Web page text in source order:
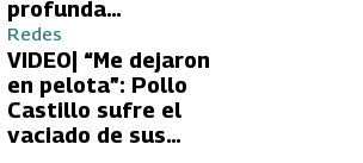
profunda
preocupación de
Fran García-
Huidobro por la
extrema delgadez
de Kathy Orellana
Redes
VIDEO| “Me dejaron
en pelota”: Pollo
Castillo sufre el
vaciado de sus